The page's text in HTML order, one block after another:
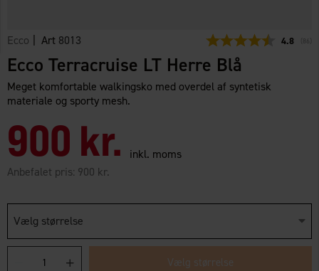
Ecco | Art 8013 4.8 86
Ecco Terracruise LT Herre Blå
Meget komfortable walkingsko med overdel af syntetisk
materiale og sporty mesh.
900 kr.
inkl. moms
Anbefalet pris: 900 kr.
Vælg størrelse
Vælg størrelse